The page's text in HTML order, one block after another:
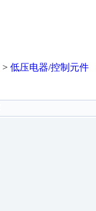
> 低压电器/控制元件